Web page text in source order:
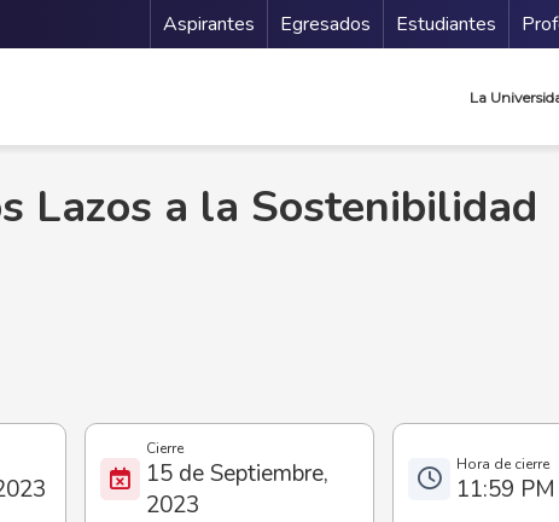
Menu Secundario
Aspirantes Egresados Estudiantes
La
15 de Septiembre,
2023
11:59 PM
Lazos a la Sostenibilidad